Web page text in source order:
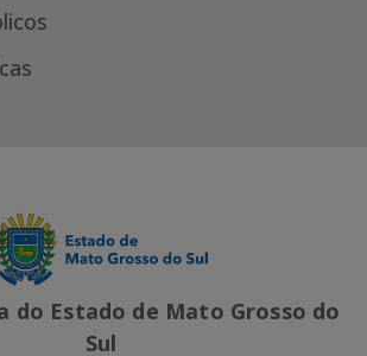
do Estado de Mato Grosso do
Sul